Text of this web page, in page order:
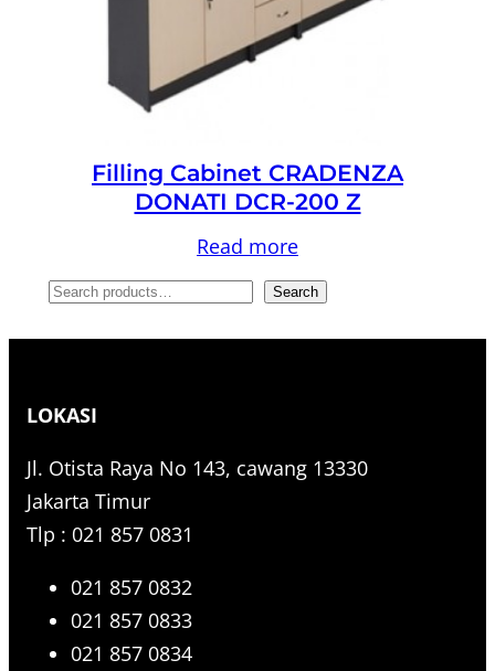
Filling Cabinet CRADENZA
DONATI DCR-200 Z
Read more
S
c
h
Search
LOKASI
Jl. Otista Raya No 143, cawang 13330
Jakarta Timur
Tlp : 021 857 0831
021 857 0832
021 857 0833
021 857 0834